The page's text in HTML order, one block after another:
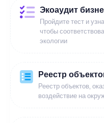
Экоаудит
Пройдите тест и
чтобы
экологии
Реестр
Реестр объектов,
воздействие на